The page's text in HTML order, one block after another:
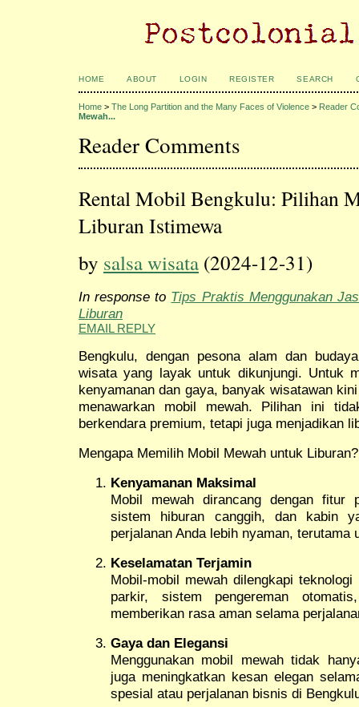
HOME ABOUT LOGIN REGISTER SEARCH
Home > The Long Partition and the Many Faces of Violence > Reader
Mewah...
Reader Comments
Rental Mobil Bengkulu: Pilihan
Liburan Istimewa
by salsa wisata (2024-12-31)
In response to Tips Praktis Menggunakan
Liburan
EMAIL REPLY
Bengkulu, dengan pesona alam dan
wisata yang layak untuk dikunjungi. Untuk
kenyamanan dan gaya, banyak wisatawan
menawarkan mobil mewah. Pilihan ini
berkendara premium, tetapi juga menjadikan
Mengapa Memilih Mobil Mewah untuk Liburan?
Kenyamanan Maksimal
Mobil mewah dirancang dengan fitur
sistem hiburan canggih, dan kabin
perjalanan Anda lebih nyaman, terutama
Keselamatan Terjamin
Mobil-mobil mewah dilengkapi
parkir, sistem pengereman
memberikan rasa aman selama
Gaya dan Elegansi
Menggunakan mobil mewah tidak
juga meningkatkan kesan elegan
spesial atau perjalanan bisnis di